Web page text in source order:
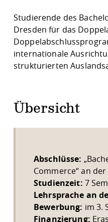
Studierende des
Dresden für das
internationale
strukturierten
Übersicht
Abschlüsse:
Commerce“ an der
Studienzeit: 7
Lehrsprache an
Bewerbung: im 3.
Finanzierung: